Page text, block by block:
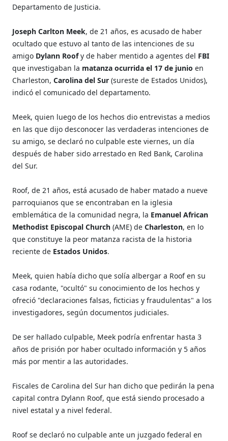
Departamento de Justicia.
Joseph Carlton Meek, de 21 años, es acusado de haber
ocultado que estuvo al tanto de las intenciones de su
amigo Dylann Roofy de haber mentido a agentes del FBI
que investigaban la matanza ocurrida el 17 de junio en
Charleston,Carolina del Sur(sureste de Estados Unidos),
indicó el comunicado del departamento.
Meek, quien luego de los hechos dio entrevistas a medios
en las que dijo desconocer las verdaderas intenciones de
su amigo, se declaró no culpable este viernes, un día
después de haber sido arrestado en Red Bank, Carolina
del Sur.
Roof, de 21 años, está acusado de haber matado a nueve
parroquianos que se encontraban en la iglesia
emblemática de la comunidad negra, la Emanuel African
Methodist Episcopal Church (AME) de Charleston, en lo
que constituye la peor matanza racista de la historia
reciente de Estados Unidos.
Meek, quien había dicho que solía albergar a Roof en su
casa rodante, "ocultó" su conocimiento de los hechos y
ofreció "declaraciones falsas, ficticias y fraudulentas" a los
investigadores, según documentos judiciales.
De ser hallado culpable, Meek podría enfrentar hasta 3
años de prisión por haber ocultado información y 5 años
más por mentir a las autoridades.
Fiscales de Carolina del Sur han dicho que pedirán la pena
capital contra Dylann Roof, que está siendo procesado a
nivel estatal y a nivel federal.
Roof se declaró no culpable ante un juzgado federal en